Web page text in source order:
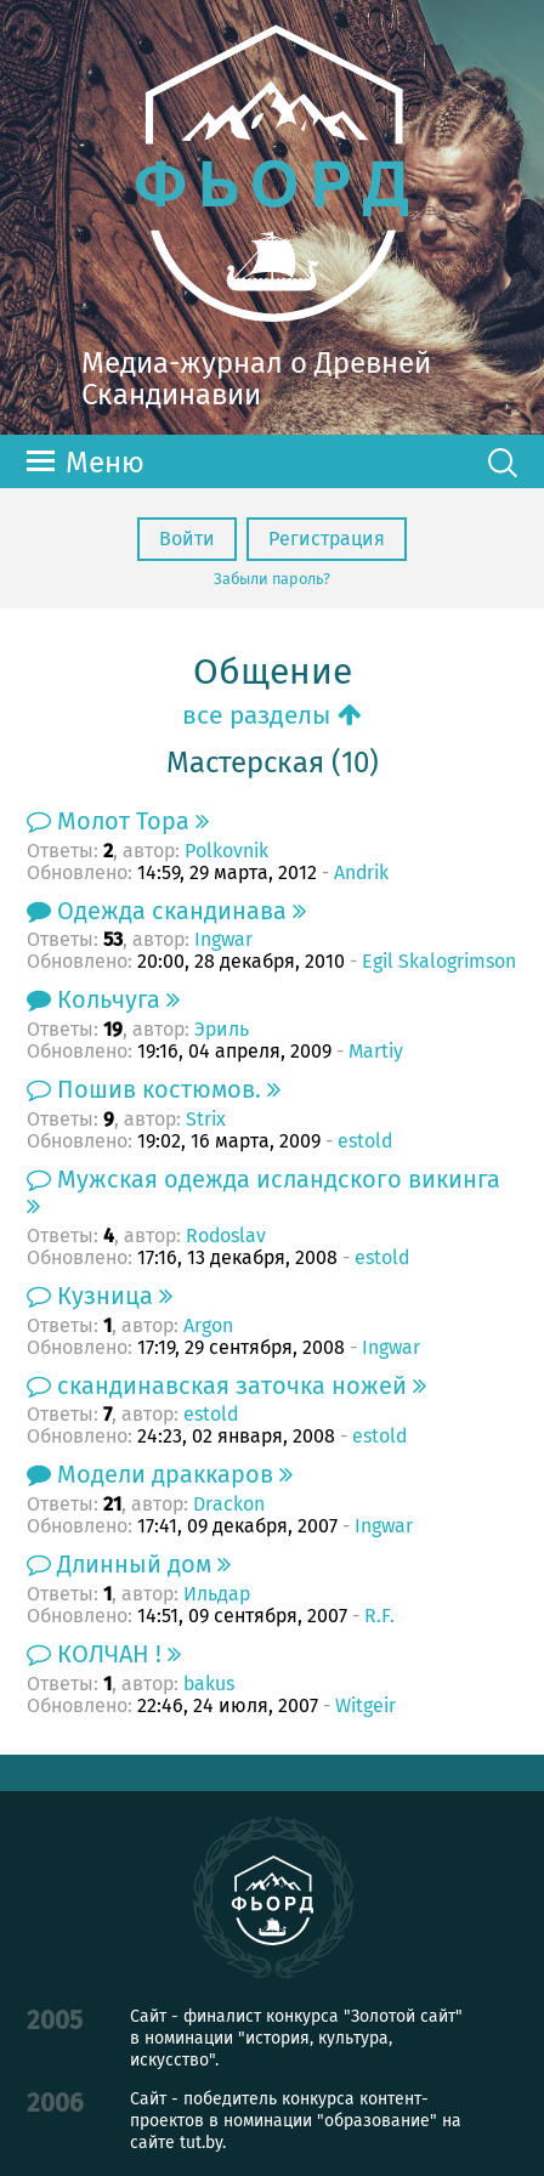
Медиа-журнал о Древней
Скандинавии
Меню
Войти Регистрация
Забыли пароль?
Общение
все разделы
Мастерская (10)
Молот Тора
Ответы:2, автор: Polkovnik
Обновлено:14:59, 29 марта, 2012 -Andrik
Одежда скандинава
Ответы:53, автор: Ingwar
Обновлено:20:00, 28 декабря, 2010 - Egil Skalogrimson
Кольчуга
Ответы:19, автор:Эриль
Обновлено:19:16, 04 апреля, 2009 - Martiy
Пошив костюмов.
Ответы:9, автор:Strix
Обновлено:19:02, 16 марта, 2009 - estold
Мужская одежда исландского викинга
Ответы:4, автор: Rodoslav
Обновлено:17:16, 13 декабря, 2008 - estold
Кузница
Ответы:1, автор:Argon
Обновлено:17:19, 29 сентября, 2008 - Ingwar
скандинавская заточка ножей
Ответы:7, автор: estold
Обновлено:24:23, 02 января, 2008 - estold
Модели драккаров
Ответы:21 , автор: Drackon
Обновлено:17:41, 09 декабря, 2007 - Ingwar
Длинный дом
Ответы:1 , автор: Ильдар
Обновлено:14:51, 09 сентября, 2007 - R.F.
КОЛЧАН !
Ответы:1 , автор: bakus
Обновлено:22:46, 24 июля, 2007 -Witgeir
2005
Сайт - финалист конкурса "Золотой сайт"
в номинации "история, культура,
искусство".
2006
Сайт - победитель конкурса контент-
проектов в номинации "образование" на
сайте tut.by.